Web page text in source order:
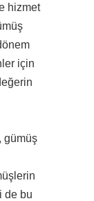
hizmet
için
, gümüş
de bu